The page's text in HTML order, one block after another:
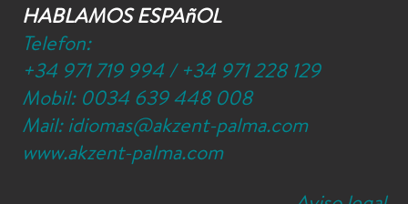
HABLAMOS ESPAñOL
Telefon:
+34 971 719 994 / +34 971 228 129
Mobil: 0034 639 448 008
Mail: idiomas@akzent-palma.com
www.akzent-palma.com